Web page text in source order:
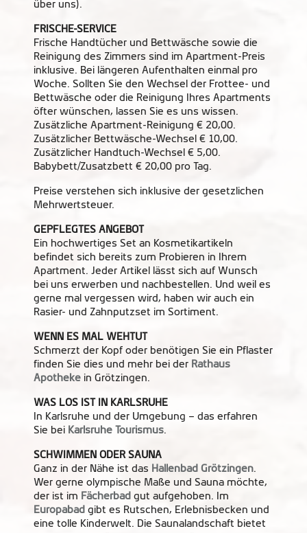
über uns).
FRISCHE-SERVICE
Frische Handtücher und Bettwäsche sowie die
Reinigung des Zimmers sind im Apartment-Preis
inklusive. Bei längeren Aufenthalten einmal pro
Woche. Sollten Sie den Wechsel der Frottee- und
Bettwäsche oder die Reinigung Ihres Apartments
öfter wünschen, lassen Sie es uns wissen.
Zusätzliche Apartment-Reinigung € 20,00.
Zusätzlicher Bettwäsche-Wechsel € 10,00.
Zusätzlicher Handtuch-Wechsel € 5,00.
Babybett/Zusatzbett € 20,00 pro Tag.
Preise verstehen sich inklusive der gesetzlichen
Mehrwertsteuer.
GEPFLEGTES ANGEBOT
Ein hochwertiges Set an Kosmetikartikeln
befindet sich bereits zum Probieren in Ihrem
Apartment. Jeder Artikel lässt sich auf Wunsch
bei uns erwerben und nachbestellen. Und weil es
gerne mal vergessen wird, haben wir auch ein
Rasier- und Zahnputzset im Sortiment.
WENN ES MAL WEHTUT
Schmerzt der Kopf oder benötigen Sie ein Pflaster
finden Sie dies und mehr bei der Rathaus
Apothekein Grötzingen.
WAS LOS IST IN KARLSRUHE
In Karlsruhe und der Umgebung – das erfahren
Sie bei Karlsruhe Tourismus.
SCHWIMMEN ODER SAUNA
Ganz in der Nähe ist das Hallenbad Grötzingen.
Wer gerne olympische Maße und Sauna möchte,
der ist im Fächerbad gut aufgehoben. Im
Europabad gibt es Rutschen, Erlebnisbecken und
eine tolle Kinderwelt. Die Saunalandschaft bietet